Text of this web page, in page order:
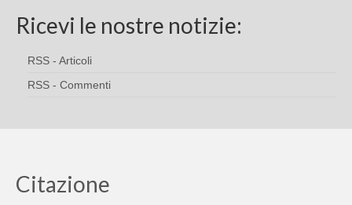
Ricevi le nostre notizie:
RSS - Articoli
RSS - Commenti
Citazione